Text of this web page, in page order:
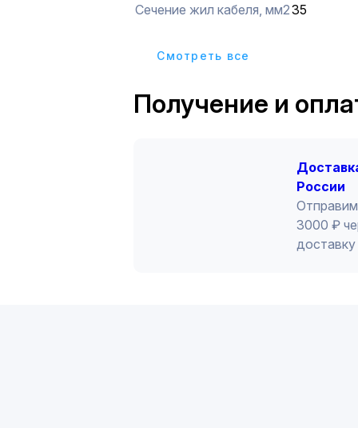
Сечение жил кабеля, мм235
Cмотреть все
Получение и
России
3000 ₽